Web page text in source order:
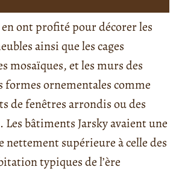
en ont profité pour décorer les
ainsi que les cages
mosaïques, et les murs des
formes ornementales comme
de fenêtres arrondis ou des
Les bâtiments Jarsky avaient une
nettement supérieure à celle des
typiques de l’ère